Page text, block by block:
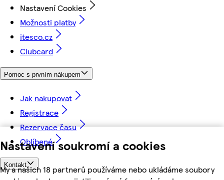
Nastavení soukromí a cookies
My a našich 18 partnerů používáme nebo ukládáme soubory
Nastavení Cookies
Možnosti platby
itesco.cz
Clubcard
Pomoc s prvním nákupem
Jak nakupovat
Registrace
Rezervace času
Oblíbené
Kontakt